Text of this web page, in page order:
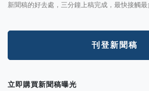
新聞稿的好去處，三分鐘上稿完成，最快接觸最
刊登新聞稿
立即購買新聞稿曝光